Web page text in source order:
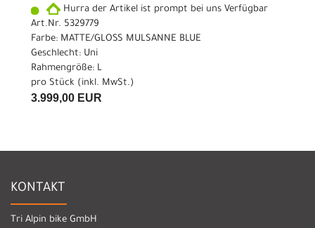
Hurra der Artikel ist prompt bei uns Verfügbar
Art.Nr. 5329779
Farbe: MATTE/GLOSS MULSANNE BLUE
Geschlecht: Uni
Rahmengröße: L
pro Stück (inkl. MwSt.)
3.999,00 EUR
KONTAKT
Tri Alpin bike GmbH